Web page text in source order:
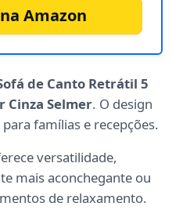
Amazon
de Canto Retrátil 5
Cinza Selmer. O design
famílias e recepções.
versatilidade,
mais aconchegante ou
de relaxamento.